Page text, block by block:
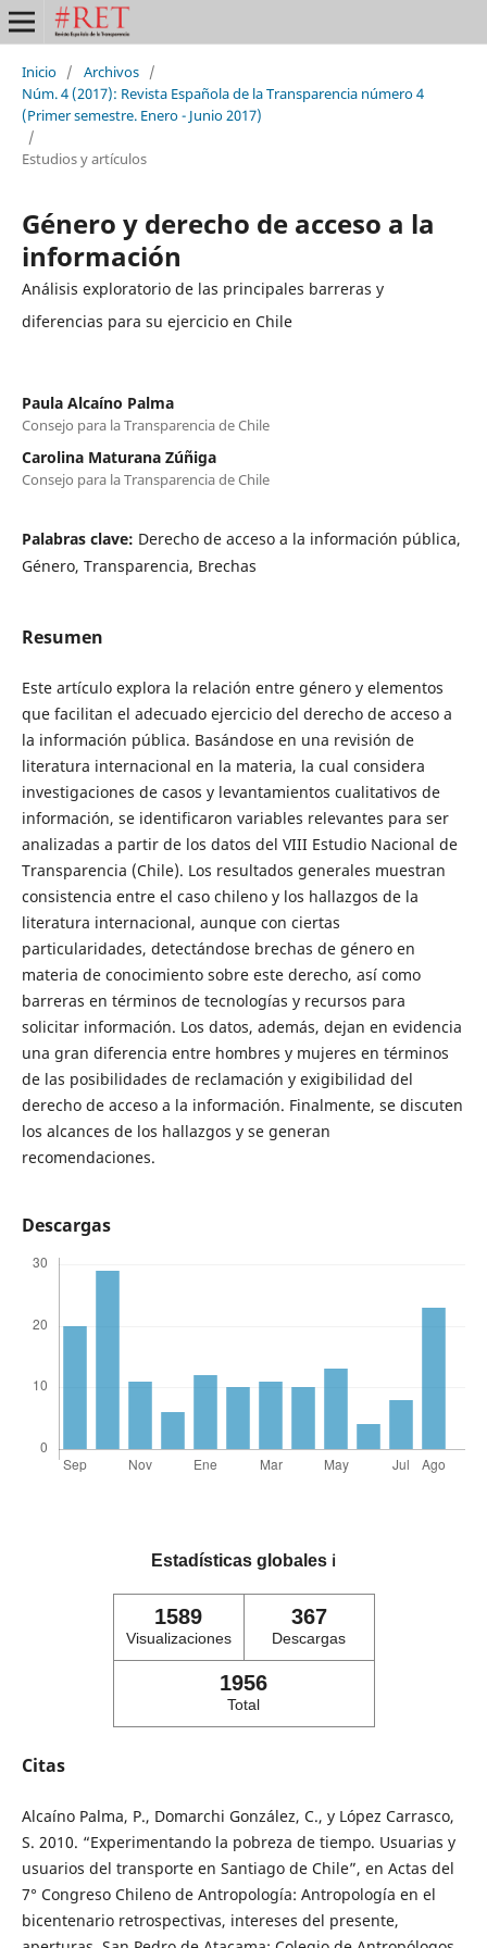
Inicio / Archivos /
Núm. 4 (2017): Revista Española de la Transparencia número 4
(Primer semestre. Enero - Junio 2017)
/
Estudios y artículos
Género y derecho de acceso a la
información
Análisis exploratorio de las principales barreras y
diferencias para su ejercicio en Chile
Paula Alcaíno Palma
Consejo para la Transparencia de Chile
Carolina Maturana Zúñiga
Consejo para la Transparencia de Chile
Palabras clave: Derecho de acceso a la información pública,
Género, Transparencia, Brechas
Resumen
Este artículo explora la relación entre género y elementos
que facilitan el adecuado ejercicio del derecho de acceso a
la información pública. Basándose en una revisión de
literatura internacional en la materia, la cual considera
investigaciones de casos y levantamientos cualitativos de
información, se identificaron variables relevantes para ser
analizadas a partir de los datos del VIII Estudio Nacional de
Transparencia (Chile). Los resultados generales muestran
consistencia entre el caso chileno y los hallazgos de la
literatura internacional, aunque con ciertas
particularidades, detectándose brechas de género en
materia de conocimiento sobre este derecho, así como
barreras en términos de tecnologías y recursos para
solicitar información. Los datos, además, dejan en evidencia
una gran diferencia entre hombres y mujeres en términos
de las posibilidades de reclamación y exigibilidad del
derecho de acceso a la información. Finalmente, se discuten
los alcances de los hallazgos y se generan
recomendaciones.
Descargas
Estadísticas globales ℹ️
1589
Visualizaciones
367
Descargas
1956
Total
Citas
Alcaíno Palma, P., Domarchi González, C., y López Carrasco,
S. 2010. “Experimentando la pobreza de tiempo. Usuarias y
usuarios del transporte en Santiago de Chile”, en Actas del
7° Congreso Chileno de Antropología: Antropología en el
bicentenario retrospectivas, intereses del presente,